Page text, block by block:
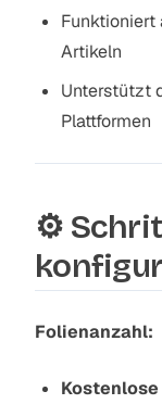
Artikeln
Unterstützt
Plattformen
⚙️
Folienanzahl: